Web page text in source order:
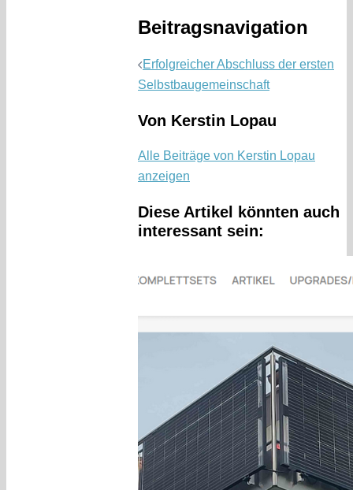
Beitragsnavigation
Erfolgreicher Abschluss der ersten
Selbstbaugemeinschaft
Von Kerstin Lopau
Alle Beiträge von Kerstin Lopau
anzeigen
Diese Artikel könnten auch
interessant sein: